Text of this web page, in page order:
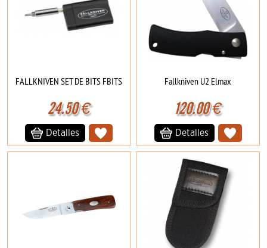
FALLKNIVEN SET DE BITS FBITS
24.50€
Detalles
Fallkniven U2 Elmax
120.00€
Detalles